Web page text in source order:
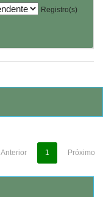
Registro(s)
Anterior 1 Próximo